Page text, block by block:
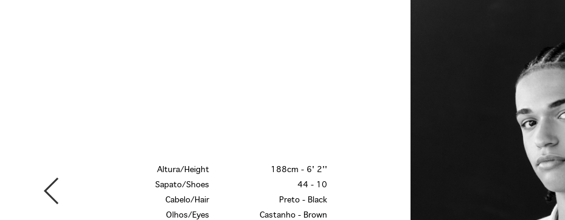
Altura/Height
188cm - 6' 2''
Sapato/Shoes
44 - 10
Cabelo/Hair
Preto - Black
Olhos/Eyes
Castanho - Brown